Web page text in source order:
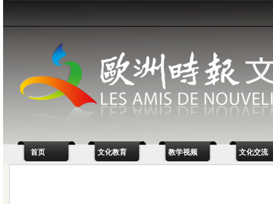
首页 文化教育 教学视频 文化交流